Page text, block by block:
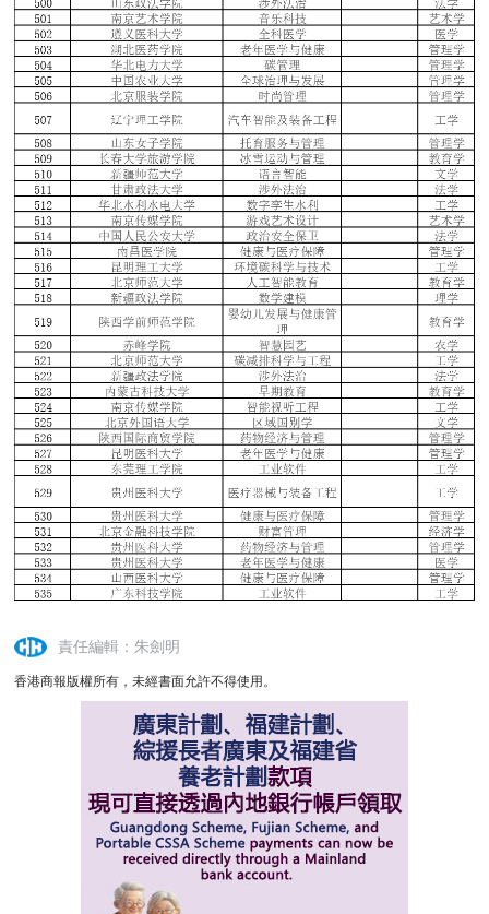
責任編輯：朱劍明
香港商報版權所有，未經書面允許不得使用。